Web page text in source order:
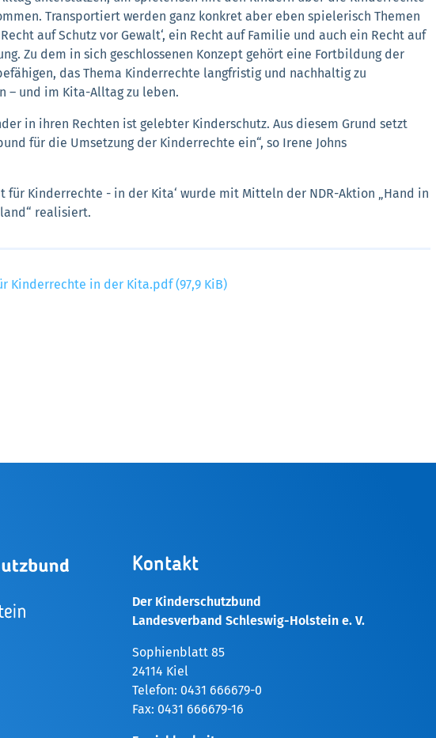
Transportiert werden ganz konkret aber eben spielerisch Themen
auf Schutz vor Gewalt‘, ein Recht auf Familie und auch ein Recht auf
Zu dem in sich geschlossenen Konzept gehört eine Fortbildung der
das Thema Kinderrechte langfristig und nachhaltig zu
– und im Kita-Alltag zu leben.
in ihren Rechten ist gelebter Kinderschutz. Aus diesem Grund setzt
für die Umsetzung der Kinderrechte ein“, so Irene Johns
für Kinderrechte - in der Kita‘ wurde mit Mitteln der NDR-Aktion „Hand in
realisiert.
Kinderrechte in der Kita.pdf(97,9 KiB)
Kontakt
Der Kinderschutzbund
Landesverband Schleswig-Holstein e. V.
Sophienblatt 85
24114 Kiel
Telefon: 0431 666679-0
Fax: 0431 666679-16